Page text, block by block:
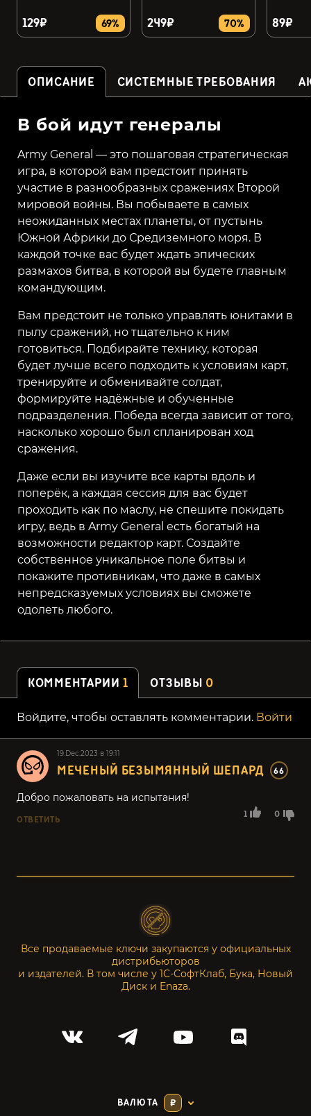
129₽ 69% 249₽ 70% 89₽
ОПИСАНИЕ СИСТЕМНЫЕ ТРЕБОВАНИЯ
В бой идут генералы
Army General — это пошаговая стратегическая
игра, в которой вам предстоит принять
участие в разнообразных сражениях Второй
мировой войны. Вы побываете в самых
неожиданных местах планеты, от пустынь
Южной Африки до Средиземного моря. В
каждой точке вас будет ждать эпических
размахов битва, в которой вы будете главным
командующим.
Вам предстоит не только управлять юнитами в
пылу сражений, но тщательно к ним
готовиться. Подбирайте технику, которая
будет лучше всего подходить к условиям карт,
тренируйте и обменивайте солдат,
формируйте надёжные и обученные
подразделения. Победа всегда зависит от того,
насколько хорошо был спланирован ход
сражения.
Даже если вы изучите все карты вдоль и
поперёк, а каждая сессия для вас будет
проходить как по маслу, не спешите покидать
игру, ведь в Army General есть богатый на
возможности редактор карт. Создайте
собственное уникальное поле битвы и
покажите противникам, что даже в самых
непредсказуемых условиях вы сможете
одолеть любого.
КОММЕНТАРИИ 1 ОТЗЫВЫ 0
Войдите, чтобы оставлять комментарии. Войти
19.Dec.2023 в 19:11
МЕЧЕНЫЙ БЕЗЫМЯННЫЙ ШЕПАРД 66
1 0
Добро пожаловать на испытания!
ОТВЕТИТЬ
Все продаваемые ключи закупаются у официальных
дистрибьюторов
и издателей. В том числе у 1С-СофтКлаб, Бука, Новый
Диск и Enaza.
ВАЛЮТА ₽